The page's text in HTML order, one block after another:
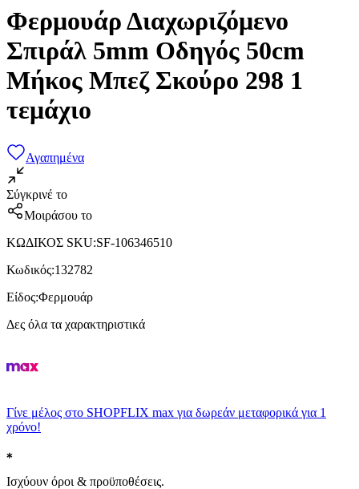
Φερμουάρ Διαχωριζόμενο
Σπιράλ 5mm Οδηγός 50cm
Μήκος Μπεζ Σκούρο 298 1
τεμάχιο
Αγαπημένα
Σύγκρινέ το
Μοιράσου το
ΚΩΔΙΚΟΣ SKU:SF-106346510
Κωδικός:132782
Είδος:Φερμουάρ
Δες όλα τα χαρακτηριστικά
Γίνε μέλος στο SHOPFLIX max για δωρεάν μεταφορικά για 1
χρόνο!
Ισχύουν όροι & προϋποθέσεις.